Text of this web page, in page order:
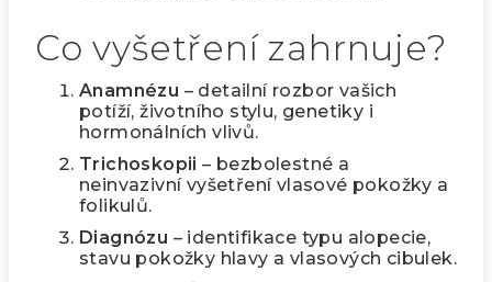
Co vyšetření zahrnuje?
Anamnézu – detailní rozbor vašich
potíží, životního stylu, genetiky i
hormonálních vlivů.
Trichoskopii – bezbolestné a
neinvazivní vyšetření vlasové pokožky a
folikulů.
Diagnózu – identifikace typu alopecie,
stavu pokožky hlavy a vlasových cibulek.